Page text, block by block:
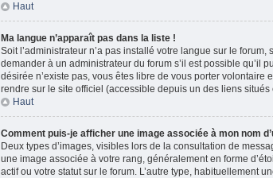
Haut
Ma langue n’apparaît pas dans la liste !
Soit l’administrateur n’a pas installé votre langue sur le
demander à un administrateur du forum s’il est possible qu’il
désirée n’existe pas, vous êtes libre de vous porter
rendre sur le site officiel (accessible depuis un des liens
Haut
Comment puis-je afficher une image associée à mon nom
Deux types d’images, visibles lors de la consultation de
une image associée à votre rang, généralement en forme
actif ou votre statut sur le forum. L’autre type, habituellement